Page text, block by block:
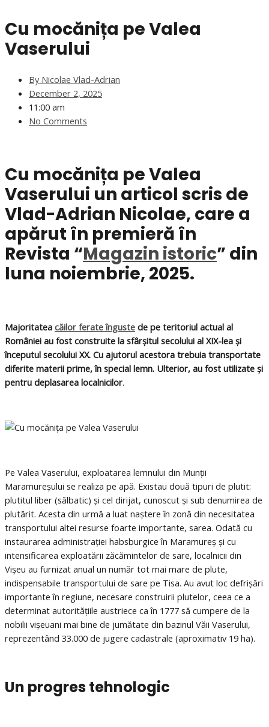
Cu mocănița pe Valea
Vaserului
By Nicolae Vlad-Adrian
December 2, 2025
11:00 am
No Comments
Cu mocănița pe Valea
Vaserului un articol scris de
Vlad-Adrian Nicolae, care a
apărut în premieră în
Revista “Magazin istoric” din
luna noiembrie, 2025.
Majoritatea căilor ferate înguste de pe teritoriul actual al
României au fost construite la sfârșitul secolului al XIX-lea și
începutul secolului XX. Cu ajutorul acestora trebuia transportate
diferite materii prime, în special lemn. Ulterior, au fost utilizate și
pentru deplasarea localnicilor.
Pe Valea Vaserului, exploatarea lemnului din Munții
Maramureșului se realiza pe apă. Existau două tipuri de plutit:
plutitul liber (sălbatic) și cel dirijat, cunoscut și sub denumirea de
plutărit. Acesta din urmă a luat naștere în zonă din necesitatea
transportului altei resurse foarte importante, sarea. Odată cu
instaurarea administrației habsburgice în Maramureș și cu
intensificarea exploatării zăcămintelor de sare, localnicii din
Vișeu au furnizat anual un număr tot mai mare de plute,
indispensabile transportului de sare pe Tisa. Au avut loc defrișări
importante în regiune, necesare construirii plutelor, ceea ce a
determinat autoritățiile austriece ca în 1777 să cumpere de la
nobilii vișeuani mai bine de jumătate din bazinul Văii Vaserului,
reprezentând 33.000 de jugere cadastrale (aproximativ 19 ha).
Un progres tehnologic